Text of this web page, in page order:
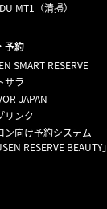
MT1（清掃）
予約
SMART RESERVE
サラ
JAPAN
リンク
ン向け予約システム
RESERVE BEAUTY」